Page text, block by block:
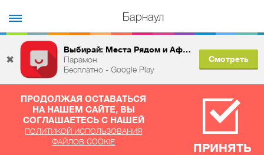
✖
Выбирай: Места Рядом и Афиша
Парамон
Бесплатно - Google Play
Смотреть
ПРОДОЛЖАЯ ОСТАВАТЬСЯ
НА НАШЕМ САЙТЕ, ВЫ
СОГЛАШАЕТЕСЬ С НАШЕЙ
ПОЛИТИКОЙ ИСПОЛЬЗОВАНИЯ
ФАЙЛОВ COOKIE
ПРИНЯТЬ
Барнаул